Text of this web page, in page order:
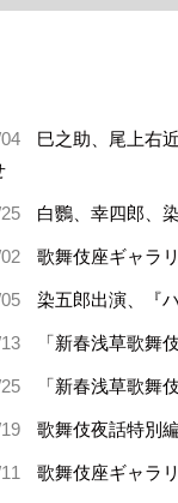
巳之助、尾上右
白鸚、幸四郎、
歌舞伎座ギャラ
染五郎出演、『
「新春浅草歌舞
「新春浅草歌舞
歌舞伎夜話特別
歌舞伎座ギャラ